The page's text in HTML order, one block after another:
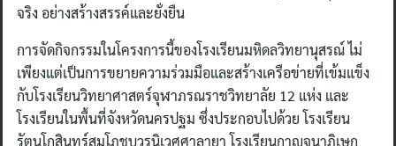
จริง อย่างสร้างสรรค์และยั่งยืน
การจัดกิจกรรมในโครงการนี้ของโรงเรียนมหิดลวิทยานุสรณ์ ไม่
เพียงแต่เป็นการขยายความร่วมมือและสร้างเครือข่ายที่เข้มแข็ง
กับโรงเรียนวิทยาศาสตร์จุฬาภรณราชวิทยาลัย 12 แห่ง และ
โรงเรียนในพื้นที่จังหวัดนครปฐม ซึ่งประกอบไปด้วย โรงเรียน
รัตนโกสินทร์สมโภชบวรนิเวศศาลายา โรงเรียนกาญจนาภิเษก